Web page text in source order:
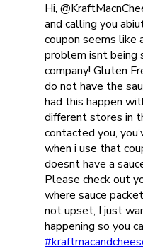
Hi,
and calling you
coupon seems like
problem isnt being
company! Gluten
do not have the
had this happen
different stores in
contacted you,
when i use that
doesnt have a
Please check out
where sauce
not upset, I just
happening so you